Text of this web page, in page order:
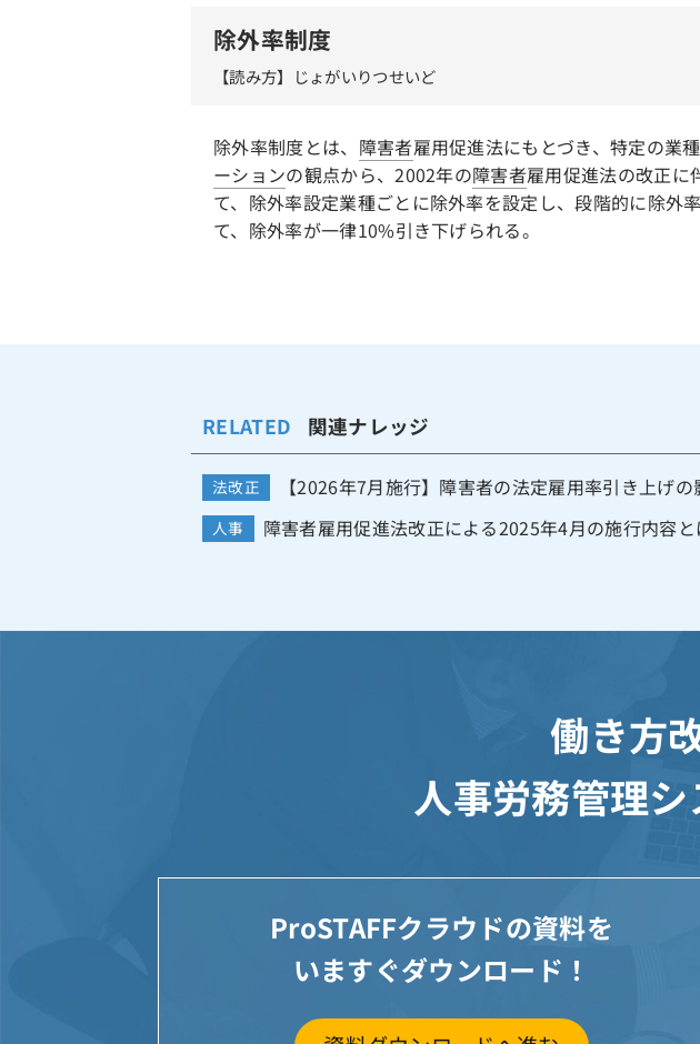
除外率制度
【読み方】じょがいりつせいど
除外率制度とは、 障害者雇用促進法にもとづき、特定の業
ーションの観点から、2002年の障害者雇用促進法の改正に
て、除外率設定業種ごとに除外率を設定し、段階的に除
て、除外率が一律10%引き下げられる。
RELATED 関連ナレッジ
法改正 【2026年7月施行】障害者の法定雇用率引き上げ
人事 障害者雇用促進法改正による2025年4月の施行内容と
働き方
人事労務管理シ
ProSTAFFクラウドの資料を
いますぐダウンロード！